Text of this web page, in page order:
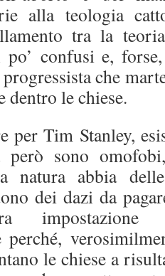
alla teologia
tra la
confusi e,
che
dentro le chiese.
per Tim Stanley,
sono
natura abbia
dei dazi da
perché,
le chiese a